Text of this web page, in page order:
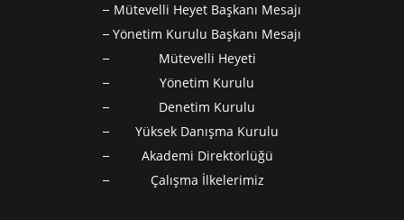
Mütevelli Heyet Başkanı Mesajı
Yönetim Kurulu Başkanı Mesajı
Mütevelli Heyeti
Yönetim Kurulu
Denetim Kurulu
Yüksek Danışma Kurulu
Akademi Direktörlüğü
Çalışma İlkelerimiz